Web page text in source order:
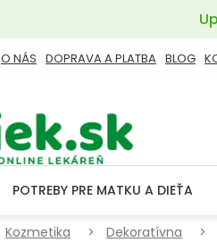
O NÁS DOPRAVA A PLATBA BLOG
POTREBY PRE MATKU A DIEŤA
Kozmetika Dekoratívna